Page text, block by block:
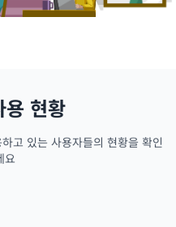
용 현황
고 있는 사용자들의 현황을 확인
요